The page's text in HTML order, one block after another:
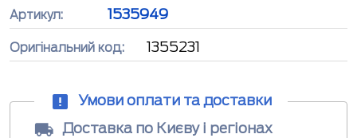
Артикул: 1535949
Оригінальний код: 1355231
Умови оплати та доставки
Доставка по Києву і регіонах